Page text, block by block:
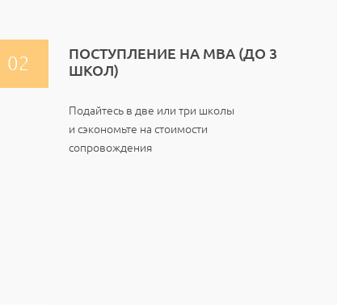
ПОСТУПЛЕНИЕ НА МВА (ДО 3
ШКОЛ)
Подайтесь в две или три школы
и сэкономьте на стоимости
сопровождения